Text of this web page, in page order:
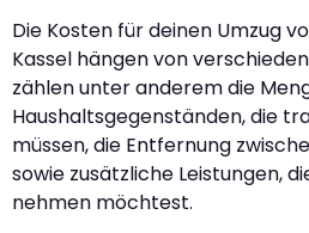
Die Kosten für deinen Umzug
Kassel hängen von
zählen unter anderem die
Haushaltsgegenständen, die
müssen, die Entfernung
sowie zusätzliche Leistungen,
nehmen möchtest.